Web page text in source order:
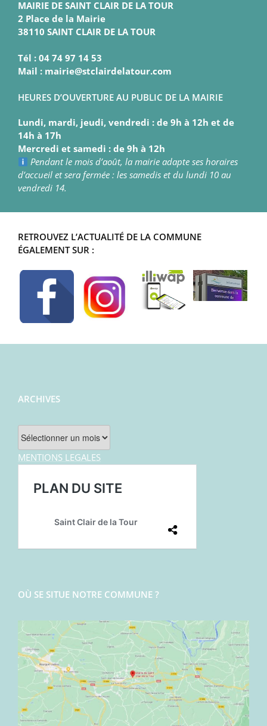
MAIRIE DE SAINT CLAIR DE LA TOUR
2 Place de la Mairie
38110 SAINT CLAIR DE LA TOUR
Tél : 04 74 97 14 53
Mail : mairie@stclairdelatour.com
HEURES D’OUVERTURE AU PUBLIC DE LA MAIRIE
Lundi, mardi, jeudi, vendredi : de 9h à 12h et de
14h à 17h
Mercredi et samedi : de 9h à 12h
Pendant le mois d’août, la mairie adapte ses horaires
d’accueil et sera fermée : les samedis et du lundi 10 au
vendredi 14.
RETROUVEZ L’ACTUALITÉ DE LA COMMUNE
ÉGALEMENT SUR :
ARCHIVES
Archives
MENTIONS LEGALES
OÙ SE SITUE NOTRE COMMUNE ?